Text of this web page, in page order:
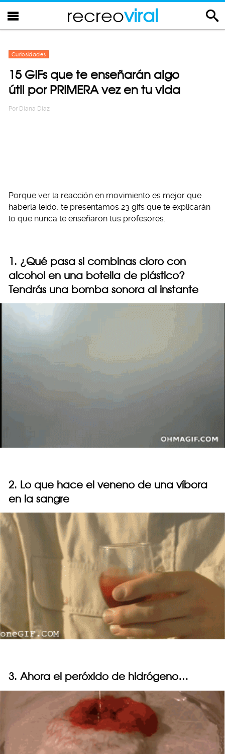
recreoviral
Curiosidades
15 GIFs que te enseñarán algo
útil por PRIMERA vez en tu vida
Por Diana Diaz
Porque ver la reacción en movimiento es mejor que
haberla leído, te presentamos 23 gifs que te explicarán
lo que nunca te enseñaron tus profesores.
1. ¿Qué pasa si combinas cloro con
alcohol en una botella de plástico?
Tendrás una bomba sonora al instante
2. Lo que hace el veneno de una víbora
en la sangre
3. Ahora el peróxido de hidrógeno…